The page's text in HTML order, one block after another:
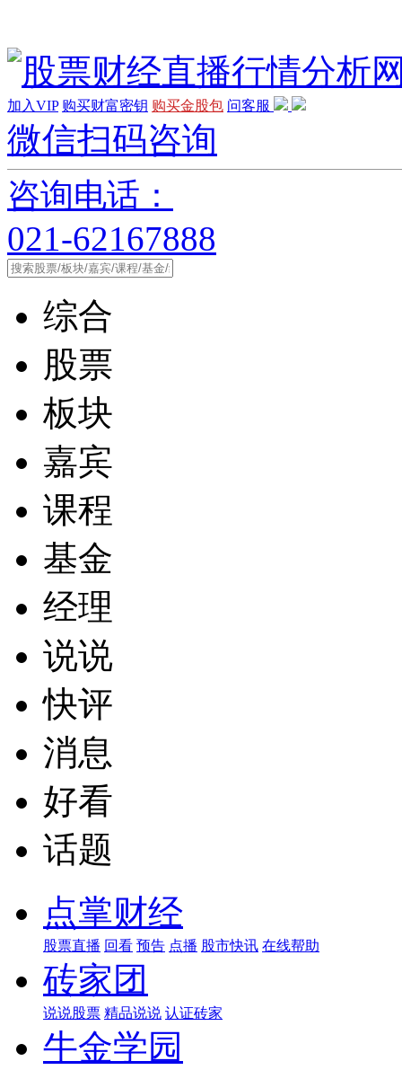
加入VIP 购买财富密钥 购买金股包 问客服
微信扫码咨询
咨询电话：
021-62167888
综合
股票
板块
嘉宾
课程
基金
经理
说说
快评
消息
好看
话题
点掌财经
股票直播 回看 预告 点播 股市快讯 在线帮助
砖家团
说说股票 精品说说 认证砖家
牛金学园